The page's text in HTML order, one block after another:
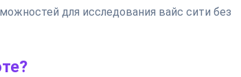
для исследования вайс сити без